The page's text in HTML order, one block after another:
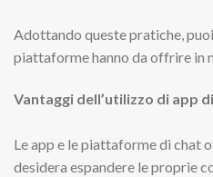
Adottando queste pratiche,
piattaforme hanno da offrire in
Vantaggi dell’utilizzo di app
Le app e le piattaforme di chat
desidera espandere le proprie